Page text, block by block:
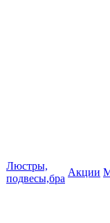
Люстры,
подвесы,бра
Акции